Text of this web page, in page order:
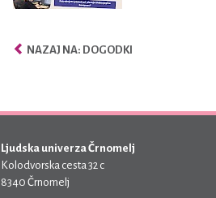
NAZAJ NA: DOGODKI
Ljudska univerza Črnomelj
Kolodvorska cesta 32 c
8340 Črnomelj